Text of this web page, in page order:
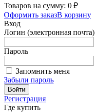
Товаров на сумму: 0 ₽
Оформить заказВ корзину
Вход
Логин (электронная почта)
Пароль
Запомнить меня
Забыли пароль
Войти
Регистрация
Где купить